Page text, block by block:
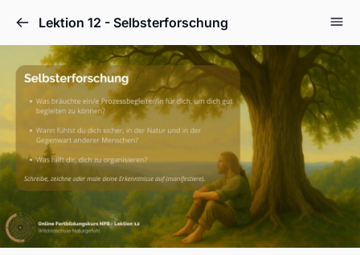
Lektion 12 - Selbsterforschung